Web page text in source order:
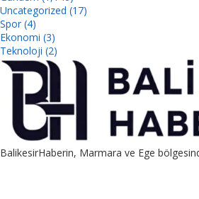
Uncategorized (17)
Spor (4)
Ekonomi (3)
Teknoloji (2)
BalikesirHaberin, Marmara ve Ege